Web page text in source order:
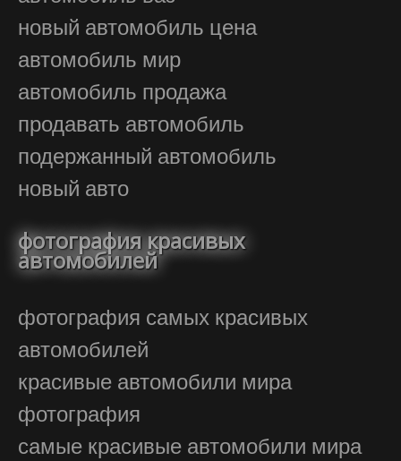
новый автомобиль цена
автомобиль мир
автомобиль продажа
продавать автомобиль
подержанный автомобиль
новый авто
фотография красивых
автомобилей
фотография самых красивых
автомобилей
красивые автомобили мира
фотография
самые красивые автомобили мира